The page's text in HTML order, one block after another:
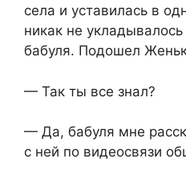
села и уставилась в
никак не укладывалось
бабуля. Подошел
— Так ты все знал?
— Да, бабуля мне
с ней по видеосвязи